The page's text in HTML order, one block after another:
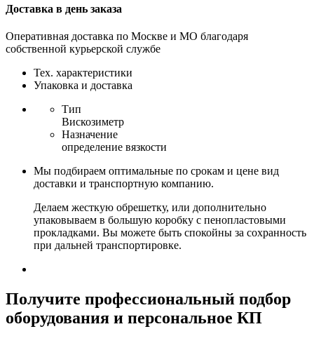
Доставка в день заказа
Оперативная доставка по Москве и МО благодаря
собственной курьерской службе
Тех. характеристики
Упаковка и доставка
Тип
Вискозиметр
Назначение
определение вязкости
Мы подбираем оптимальные по срокам и цене вид
доставки и транспортную компанию.
Делаем жесткую обрешетку, или дополнительно
упаковываем в большую коробку с пенопластовыми
прокладками. Вы можете быть спокойны за сохранность
при дальней транспортировке.
Получите профессиональный подбор
оборудования и персональное КП